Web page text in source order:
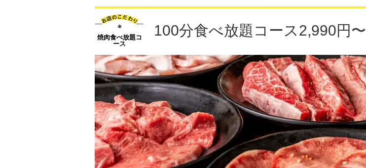
焼肉食べ放題コ
ース
100分食べ放題コース2,990円〜